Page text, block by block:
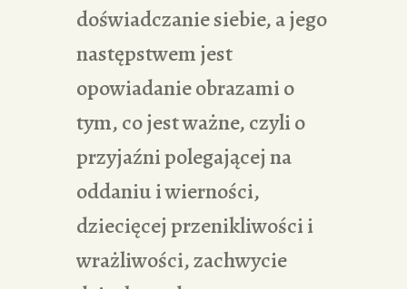
doświadczanie siebie, a jego
następstwem jest
opowiadanie obrazami o
tym, co jest ważne, czyli o
przyjaźni polegającej na
oddaniu i wierności,
dziecięcej przenikliwości i
wrażliwości, zachwycie